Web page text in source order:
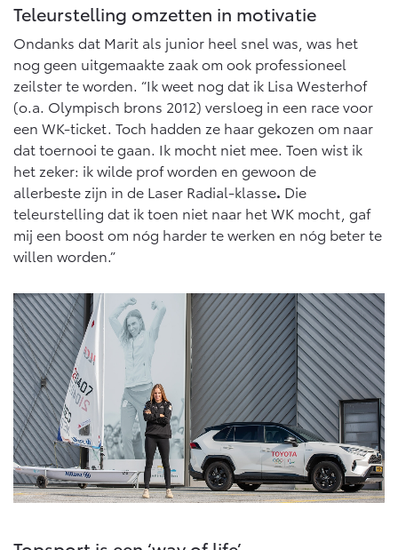
Proace Max (excl. BTW)
OOK ALS BATTERIJ-
ELEKTRISCH
Vanaf € 46.301,-
Hilux (excl. BTW)
OOK ALS BATTERIJ-
ELEKTRISCH
Vanaf € 56.570,-
Land Cruiser (excl. BTW)
Vanaf € 89.986,-
Teleurstelling omzetten in motivatie
Ondanks dat Marit als junior heel snel was, was het
nog geen uitgemaakte zaak om ook professioneel
zeilster te worden. “Ik weet nog dat ik Lisa Westerhof
(o.a. Olympisch brons 2012) versloeg in een race voor
een WK-ticket. Toch hadden ze haar gekozen om naar
dat toernooi te gaan. Ik mocht niet mee. Toen wist ik
het zeker: ik wilde prof worden en gewoon de
allerbeste zijn in de Laser Radial-klasse. Die
teleurstelling dat ik toen niet naar het WK mocht, gaf
mij een boost om nóg harder te werken en nóg beter te
willen worden.”